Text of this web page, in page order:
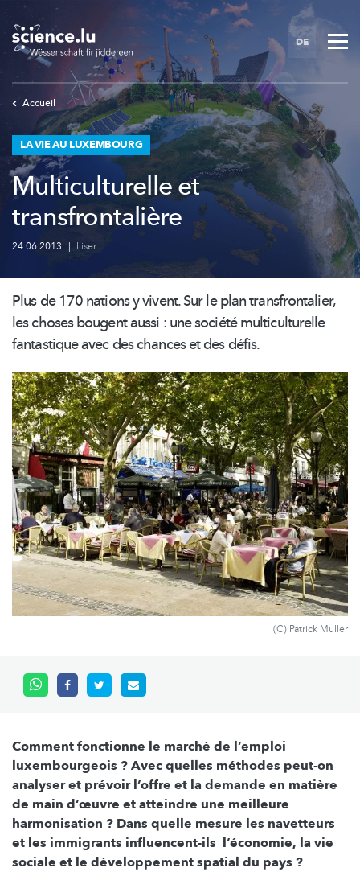
to
main
content
DE
Accueil
LA VIE AU LUXEMBOURG
Multiculturelle et
transfrontalière
24.06.2013 | Liser
Plus de 170 nations y vivent. Sur le plantransfrontalier,
les choses bougent aussi : une sociétémulticulturelle
fantastique avec des chances et des défis.
(C) Patrick Muller
Comment fonctionne le marché de l’emploi
luxembourgeois ? Avec quelles méthodes peut-on
analyser et prévoir l’offre et la demande en matière
de main d’œuvre et atteindre une meilleure
harmonisation ? Dans quelle mesure les navetteurs
et les immigrants influencent-ils l’économie, la vie
sociale et le développement spatial du pays ?